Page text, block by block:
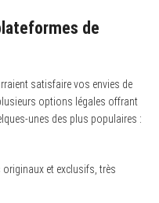
de
satisfaire vos envies de
options légales offrant
unes des plus populaires :
et exclusifs, très